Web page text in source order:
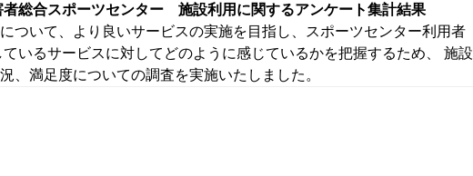
者総合スポーツセンター 施設利用に関するアンケート集計結果
ついて、より良いサービスの実施を目指し、スポーツセンター利用者
いるサービスに対してどのように感じているかを把握するため、 施設
、満足度についての調査を実施いたしました。